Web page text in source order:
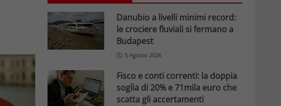
Danubio a livelli minimi record:
le crociere fluviali si fermano a
Budapest
5 Agosto 2026
Fisco e conti correnti: la doppia
soglia di 20% e 71mila euro che
scatta gli accertamenti